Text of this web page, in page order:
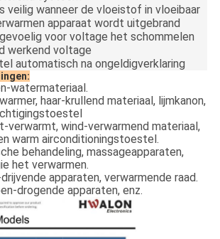
veilig wanneer de vloeistof in vloeibaar
apparaat wordt uitgebrand
voor voltage het schommelen
werkend voltage
automatisch na ongeldigverklaring
watermateriaal.
haar-krullend materiaal, lijmkanon,
verwarmt, wind-verwarmend materiaal,
warm airconditioningstoestel.
behandeling, massageapparaten,
het verwarmen.
apparaten, verwarmende raad.
drogende apparaten, enz.